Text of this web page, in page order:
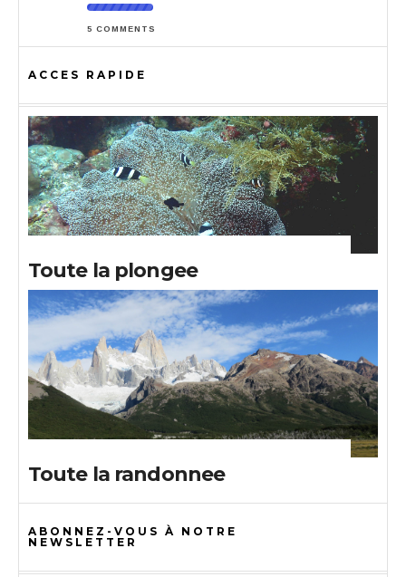
5 COMMENTS
ACCES RAPIDE
Toute la plongee
Toute la randonnee
ABONNEZ-VOUS À NOTRE
NEWSLETTER